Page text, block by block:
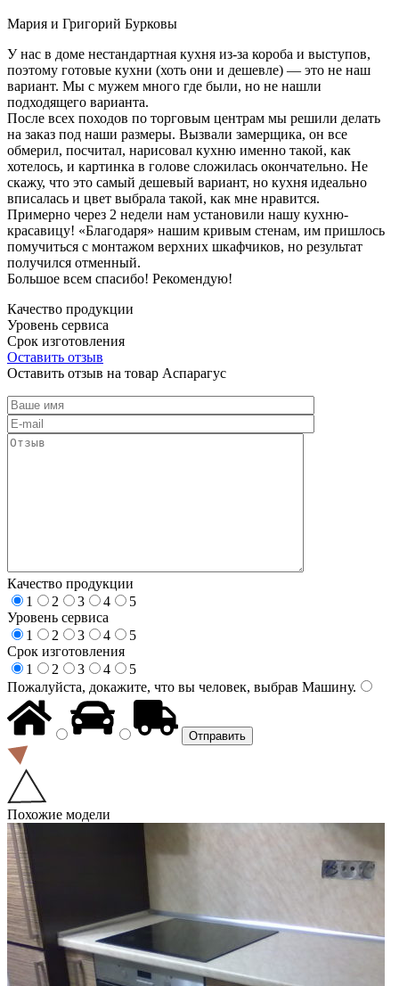
Мария и Григорий Бурковы
У нас в доме нестандартная кухня из-за короба и выступов,
поэтому готовые кухни (хоть они и дешевле) — это не наш
вариант. Мы с мужем много где были, но не нашли
подходящего варианта.
После всех походов по торговым центрам мы решили делать
на заказ под наши размеры. Вызвали замерщика, он все
обмерил, посчитал, нарисовал кухню именно такой, как
хотелось, и картинка в голове сложилась окончательно. Не
скажу, что это самый дешевый вариант, но кухня идеально
вписалась и цвет выбрала такой, как мне нравится.
Примерно через 2 недели нам установили нашу кухню-
красавицу! «Благодаря» нашим кривым стенам, им пришлось
помучиться с монтажом верхних шкафчиков, но результат
получился отменный.
Большое всем спасибо! Рекомендую!
Качество продукции
Уровень сервиса
Срок изготовления
Оставить отзыв
Оставить отзыв на товар Аспарагус
Качество продукции
1
2 3 4
5
Уровень сервиса
1
2 3 4
5
Срок изготовления
1
2 3 4
5
Пожалуйста, докажите, что вы человек, выбрав Машину.
Похожие модели